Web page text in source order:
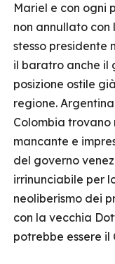
Mariel e con ogni
non annullato con
stesso presidente
il baratro anche il
posizione ostile
regione.
Colombia trovano
mancante e
del governo
irrinunciabile per
neoliberismo dei
con la vecchia
potrebbe essere il